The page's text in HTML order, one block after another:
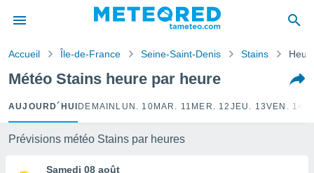
de
a
Accueil Île-de-France Seine-Saint-Denis Stains
Météo Stains heure par heure
AUJOURD´HUI DEMAIN LUN. 10 MAR. 11 MER. 12 JEU. 13VEN. 14
Prévisions météo Stains par heures
Samedi 08 août